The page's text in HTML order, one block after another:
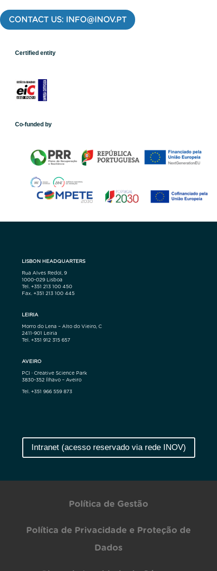
CONTACT US: INFO@INOV.PT
Certified entity
Co-funded by
LISBON HEADQUARTERS
Rua Alves Redol, 9
1000-029 Lisboa
Tel. +351 213 100 450
Fax. +351 213 100 445
LEIRIA
Morro do Lena – Alto do Vieiro, C
2411-901 Leiria
Tel. +351 912 315 657
AVEIRO
PCI · Creative Science Park
3830-352 Ílhavo – Aveiro
Tel. +351 966 559 873
Intranet (acesso reservado via rede INOV)
Política de Gestão
Política de Privacidade e Proteção de
Dados